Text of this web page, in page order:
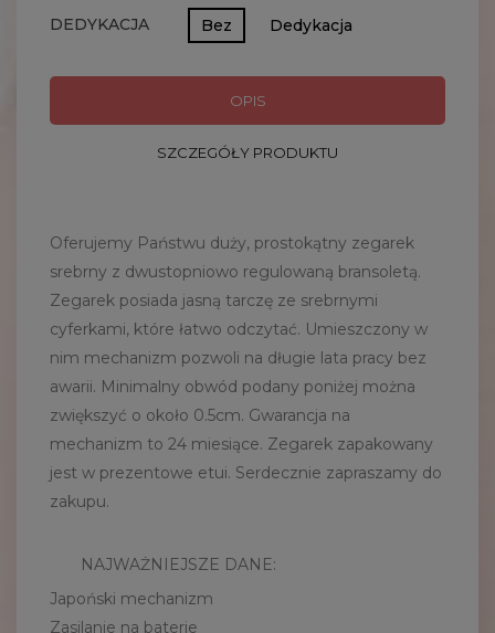
DEDYKACJA Bez Dedykacja
OPIS
SZCZEGÓŁY PRODUKTU
Oferujemy Państwu duży, prostokątny zegarek
srebrny z dwustopniowo regulowaną bransoletą.
Zegarek posiada jasną tarczę ze srebrnymi
cyferkami, które łatwo odczytać. Umieszczony w
nim mechanizm pozwoli na długie lata pracy bez
awarii. Minimalny obwód podany poniżej można
zwiększyć o około 0.5cm. Gwarancja na
mechanizm to 24 miesiące. Zegarek zapakowany
jest w prezentowe etui. Serdecznie zapraszamy do
zakupu.
NAJWAŻNIEJSZE DANE:
Japoński mechanizm
Zasilanie na baterie